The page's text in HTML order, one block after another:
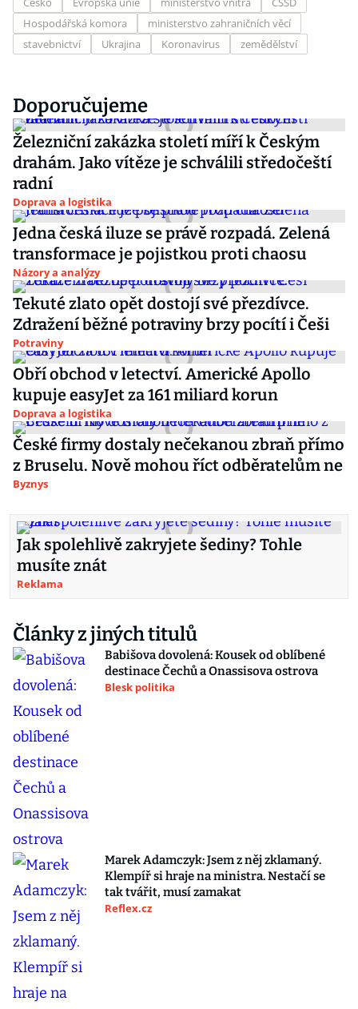
Hospodářská komora
ministerstvo zahraničních věcí
stavebnictví
Ukrajina Koronavirus zemědělství
Doporučujeme
Železniční zakázka století míří k Českým
drahám. Jako vítěze je schválili středočeští
radní
Doprava a logistika
Jedna česká iluze se právě rozpadá. Zelená
transformace je pojistkou proti chaosu
Názory a analýzy
Tekuté zlato opět dostojí své přezdívce.
Zdražení běžné potraviny brzy pocítí i Češi
Potraviny
Obří obchod v letectví. Americké Apollo
kupuje easyJet za 161 miliard korun
Doprava a logistika
České firmy dostaly nečekanou zbraň přímo
z Bruselu. Nově mohou říct odběratelům ne
Byznys
Jak spolehlivě zakryjete šediny? Tohle
musíte znát
Reklama
Články z jiných titulů
Babišova dovolená: Kousek od oblíbené
destinace Čechů a Onassisova ostrova
Blesk politika
Marek Adamczyk: Jsem z něj zklamaný.
Klempíř si hraje na ministra. Nestačí se
tak tvářit, musí zamakat
Reflex.cz